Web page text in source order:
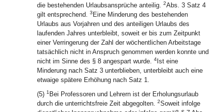
die bestehenden Urlaubsansprüche anteilig. 2Abs. 3 Satz 4
gilt entsprechend. 3 Eine Minderung des bestehenden
Urlaubs aus Vorjahren und des anteiligen Urlaubs des
laufenden Jahres unterbleibt, soweit er bis zum Zeitpunkt
einer Verringerung der Zahl der wöchentlichen Arbeitstage
tatsächlich nicht in Anspruch genommen werden konnte und
nicht im Sinne des § 8 angespart wurde. 4 Ist eine
Minderung nach Satz 3 unterblieben, unterbleibt auch eine
etwaige spätere Erhöhung nach Satz 1.
(5) 1 Bei Professoren und Lehrern ist der Erholungsurlaub
durch die unterrichtsfreie Zeit abgegolten. 2Soweit infolge